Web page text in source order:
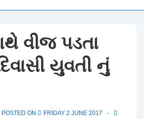
વીજ પડતા
યુવતી નું
POSTED ON
FRIDAY 2 JUNE 2017